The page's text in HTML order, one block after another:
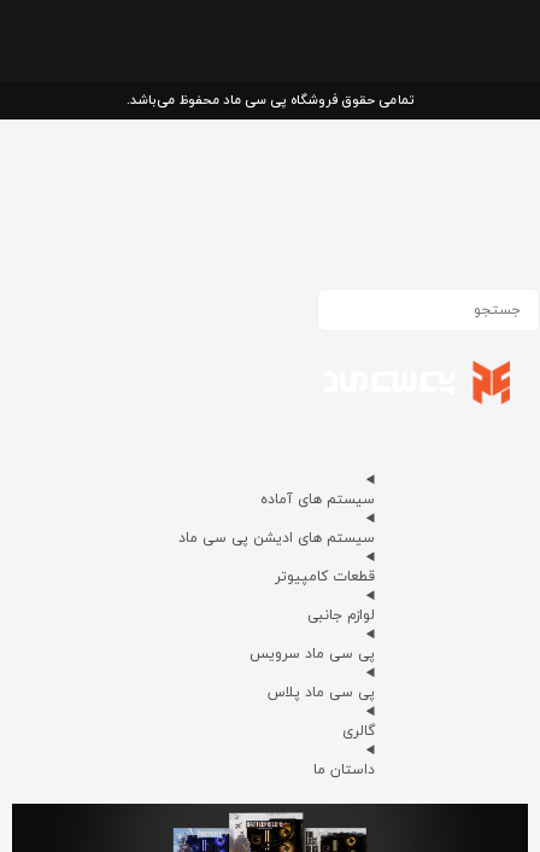
تمامی حقوق فروشگاه پی سی ماد محفوظ می‌باشد.
سیستم های آماده
سیستم های ادیشن پی سی ماد
قطعات کامپیوتر
لوازم جانبی
پی سی ماد سرویس
پی سی ماد پلاس
گالری
داستان ما